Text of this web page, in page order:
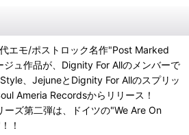
エモ/ポストロック名作"Post Marked
ュ作品が、Dignity For Allのメンバーで
、JejuneとDignity For Allのスプリッ
Ameria Recordsからリリース！
ズ第二弾は、ドイツの"We Are On
！